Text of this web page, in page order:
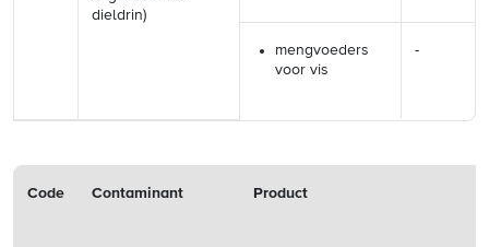
dieldrin)
mengvoeders
voor vis
-
Code Contaminant Product